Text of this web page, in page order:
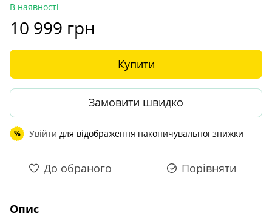
В наявності
10 999 грн
Купити
Замовити швидко
% Увійти для відображення накопичувальної знижки
До обраного Порівняти
Опис